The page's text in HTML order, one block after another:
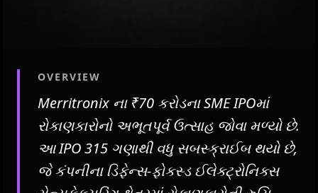
OVERVIEW
Merritronix ના ₹70 કરોડના SME IPOમાં
રોકાણકારોનો અભૂતપૂર્વ ઉત્સાહ જોવા મળ્યો છે.
આ IPO 315 ગણાથી વધુ સબસ્ક્રાઈબ થયો છે,
જે કંપનીના ડિફેન્સ-ફોકસ્ડ ઈલેક્ટ્રોનિક્સ